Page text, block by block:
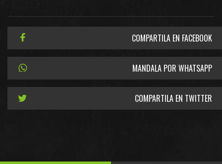
COMPARTILA EN FACEBOOK
MANDALA POR WHATSAPP
COMPARTILA EN TWITTER